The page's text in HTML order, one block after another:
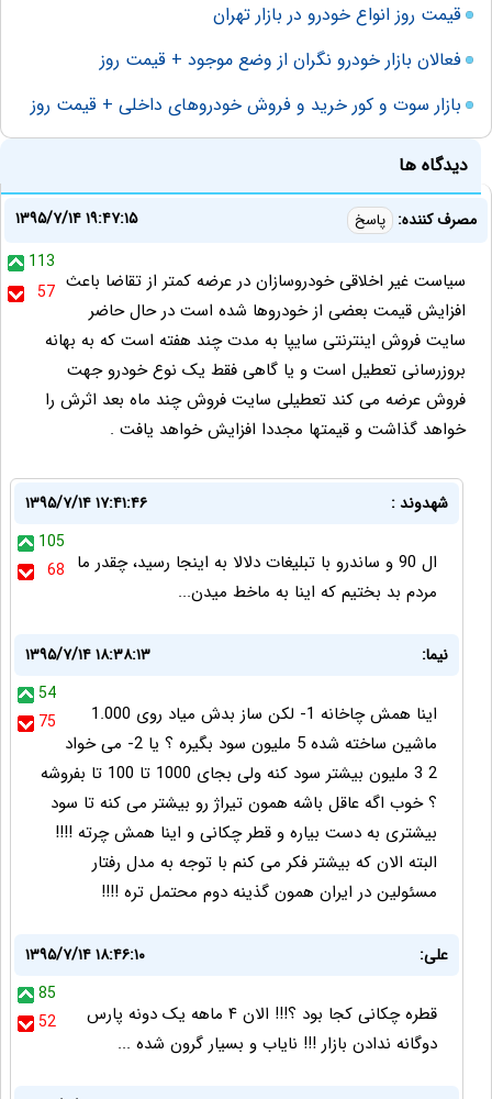
قیمت روز انواع خودرو در بازار تهران
فعالان بازار خودرو نگران از وضع موجود + قیمت روز
بازار سوت و کور خرید و فروش خودروهای داخلی + قیمت روز
دیدگاه ها
مصرف کننده: پاسخ
۱۳۹۵/۷/۱۴ ۱۹:۴۷:۱۵
113
57 سیاست غیر اخلاقی خودروسازان در عرضه کمتر از تقاضا باعث
افزایش قیمت بعضی از خودروها شده است در حال حاضر
سایت فروش اینترنتی سایپا به مدت چند هفته است که به بهانه
بروزرسانی تعطیل است و یا گاهی فقط یک نوع خودرو جهت
فروش عرضه می کند تعطیلی سایت فروش چند ماه بعد اثرش را
خواهد گذاشت و قیمتها مجددا افزایش خواهد یافت .
شهدوند :
۱۳۹۵/۷/۱۴ ۱۷:۴۱:۴۶
105
68 ال 90 و ساندرو با تبلیغات دلالا به اینجا رسید، چقدر ما
مردم بد بختیم که اینا به ماخط میدن...
نیما:
۱۳۹۵/۷/۱۴ ۱۸:۳۸:۱۳
54
75
اینا همش چاخانه 1- لکن ساز بدش میاد روی 1.000
ماشین ساخته شده 5 ملیون سود بگیره ؟ یا 2- می خواد
2 3 ملیون بیشتر سود کنه ولی بجای 1000 تا 100 تا بفروشه
؟ خوب اگه عاقل باشه همون تیراژ رو بیشتر می کنه تا سود
بیشتری به دست بیاره و قطر چکانی و اینا همش چرته !!!!
البته الان که بیشتر فکر می کنم با توجه به مدل رفتار
مسئولین در ایران همون گذینه دوم محتمل تره !!!!
علی:
۱۳۹۵/۷/۱۴ ۱۸:۴۶:۱۰
85
52
قطره چکانی کجا بود ؟!!! الان ۴ ماهه یک دونه پارس
دوگانه ندادن بازار !!! نایاب و بسیار گرون شده ...